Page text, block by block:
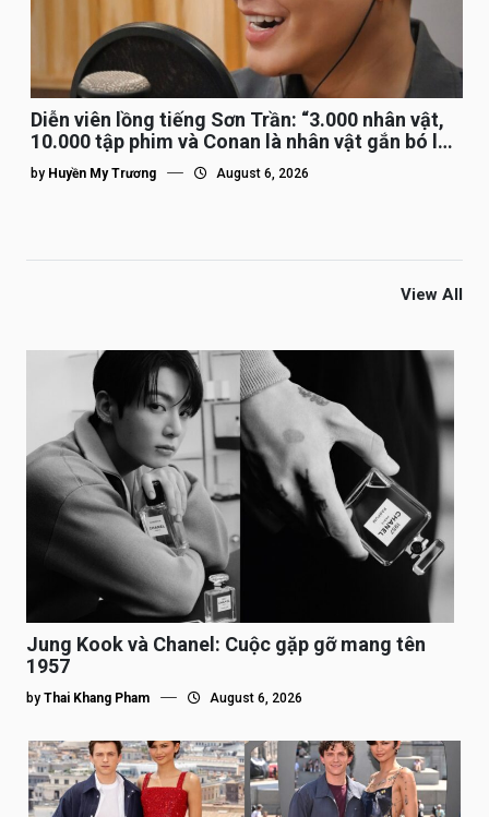
Diễn viên lồng tiếng Sơn Trần: “3.000 nhân vật,
10.000 tập phim và Conan là nhân vật gắn bó lâu
nhất”
by Huyền My Trương August 6, 2026
View All
Jung Kook và Chanel: Cuộc gặp gỡ mang tên
1957
by Thai Khang Pham August 6, 2026